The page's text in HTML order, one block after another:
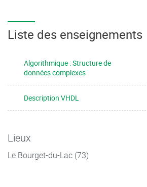
Liste des enseignements
Algorithmique : Structure de
données complexes
Description VHDL
Lieux
Le Bourget-du-Lac (73)